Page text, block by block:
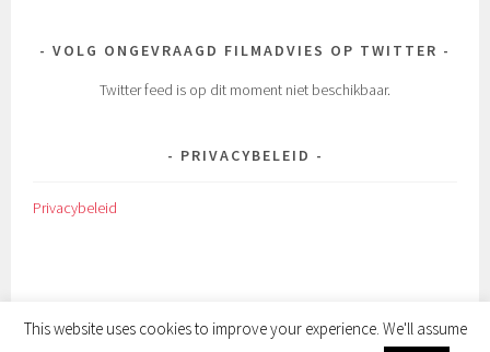
VOLG ONGEVRAAGD FILMADVIES OP TWITTER
Twitter feed is op dit moment niet beschikbaar.
PRIVACYBELEID
Privacybeleid
This website uses cookies to improve your experience. We'll assume